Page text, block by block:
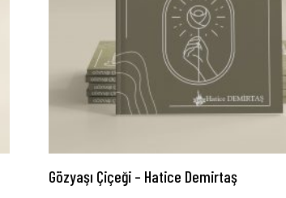
Gözyaşı Çiçeği – Hatice Demirtaş